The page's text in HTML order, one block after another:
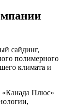
сайдинг,
полимерного
климата и
«Канада Плюс»